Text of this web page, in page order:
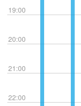
19:00
20:00
21:00
22:00